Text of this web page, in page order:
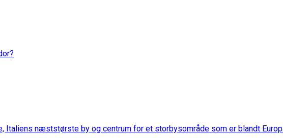
Italiens næststørste by og centrum for et storbysområde som er blandt